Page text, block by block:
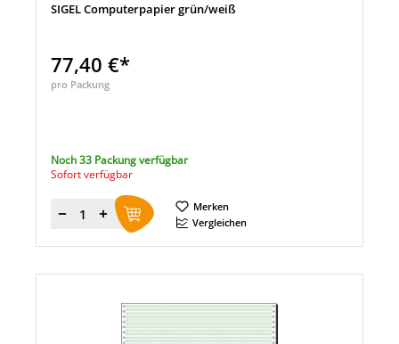
SIGEL Computerpapier grün/weiß
77,40 €*
pro Packung
Noch 33 Packung verfügbar
Sofort verfügbar
Menge
Merken
Vergleichen